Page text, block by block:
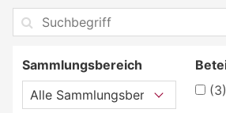
Sammlungsbereich
(3)